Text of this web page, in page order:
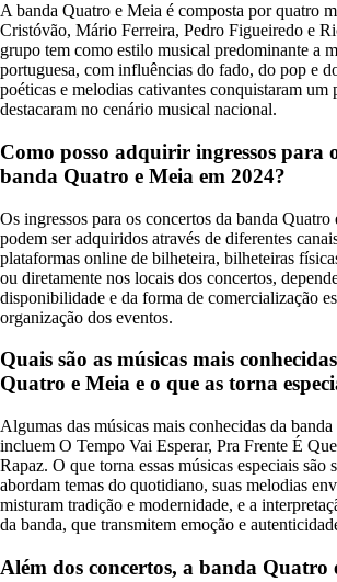
A banda Quatro e Meia é composta por quatro
Cristóvão, Mário Ferreira, Pedro Figueiredo e
grupo tem como estilo musical predominante a
portuguesa, com influências do fado, do pop e
poéticas e melodias cativantes conquistaram
destacaram no cenário musical nacional.
Como posso adquirir ingressos para
banda Quatro e Meia em 2024?
Os ingressos para os concertos da banda
podem ser adquiridos através de diferentes
plataformas online de bilheteira, bilheteiras
ou diretamente nos locais dos concertos,
disponibilidade e da forma de comercialização
organização dos eventos.
Quais são as músicas mais
Quatro e Meia e o que as torna
Algumas das músicas mais conhecidas da
incluem O Tempo Vai Esperar, Pra Frente É
Rapaz. O que torna essas músicas especiais são
abordam temas do quotidiano, suas melodias
misturam tradição e modernidade, e a
da banda, que transmitem emoção e
Além dos concertos, a banda Quatro